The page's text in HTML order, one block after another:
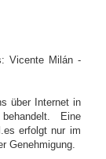
Vicente Milán -
über Internet in
Eine
erfolgt nur im
Genehmigung.